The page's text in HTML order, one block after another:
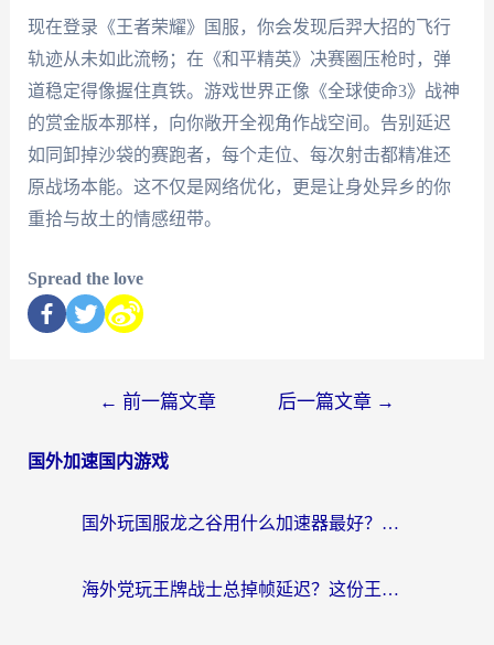
现在登录《王者荣耀》国服，你会发现后羿大招的飞行
轨迹从未如此流畅；在《和平精英》决赛圈压枪时，弹
道稳定得像握住真铁。游戏世界正像《全球使命3》战神
的赏金版本那样，向你敞开全视角作战空间。告别延迟
如同卸掉沙袋的赛跑者，每个走位、每次射击都精准还
原战场本能。这不仅是网络优化，更是让身处异乡的你
重拾与故土的情感纽带。
Spread the love
← 前一篇文章 后一篇文章 →
国外加速国内游戏
国外玩国服龙之谷用什么加速器最好？一份给海外游子的终极指南
海外党玩王牌战士总掉帧延迟？这份王牌战士延迟加速器终极指南救你命